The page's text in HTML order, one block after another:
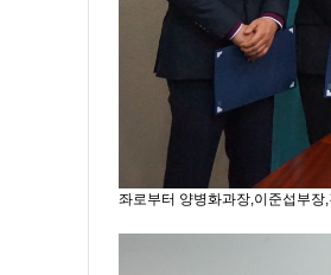
좌로부터 양병화과장,이준섭부